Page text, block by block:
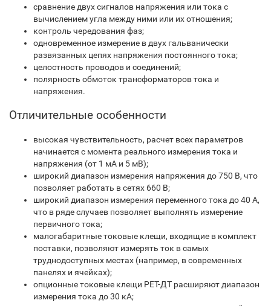
сравнение двух сигналов напряжения или тока с
вычислением угла между ними или их отношения;
контроль чередования фаз;
одновременное измерение в двух гальванически
развязанных цепях напряжения постоянного тока;
целостность проводов и соединений;
полярность обмоток трансформаторов тока и
напряжения.
Отличительные особенности
высокая чувствительность, расчет всех параметров
начинается с момента реального измерения тока и
напряжения (от 1 мА и 5 мВ);
широкий диапазон измерения напряжения до 750 В, что
позволяет работать в сетях 660 В;
широкий диапазон измерения переменного тока до 40 А,
что в ряде случаев позволяет выполнять измерение
первичного тока;
малогабаритные токовые клещи, входящие в комплект
поставки, позволяют измерять ток в самых
труднодоступных местах (например, в современных
панелях и ячейках);
опционные токовые клещи РЕТ-ДТ расширяют диапазон
измерения тока до 30 кА;